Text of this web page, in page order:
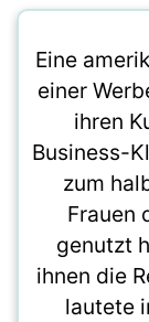
Eine
einer
ihren
Business-
zum
Frauen
genutzt
ihnen die
lautete